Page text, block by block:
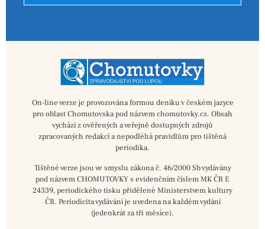
On-line verze je provozována formou deníku v českém jazyce
pro oblast Chomutovska pod názvem chomutovky.cz. Obsah
vychází z ověřených a veřejně dostupných zdrojů
zpracovaných redakcí a nepodléhá pravidlům pro tištěná
periodika.
Tištěné verze jsou ve smyslu zákona č. 46/2000 Sb vydávány
pod názvem CHOMUTOVKY s evidenčním číslem MK ČR E
24339, periodického tisku přidělené Ministerstvem kultury
ČR. Periodicita vydávání je uvedena na každém vydání
(jedenkrát za tři měsíce).